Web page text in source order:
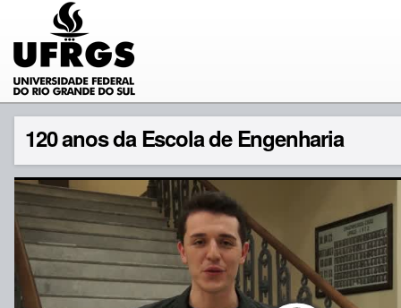
120 anos da Escola de Engenharia